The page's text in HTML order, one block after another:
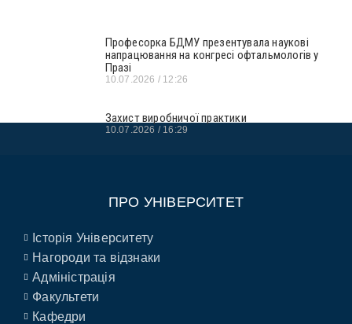
Професорка БДМУ презентувала наукові
напрацювання на конгресі офтальмологів у
Празі
10.07.2026 12:26
Захист виробничої практики
10.07.2026 16:29
ПРО УНІВЕРСИТЕТ
Історія Університету
Нагороди та відзнаки
Адміністрація
Факультети
Кафедри